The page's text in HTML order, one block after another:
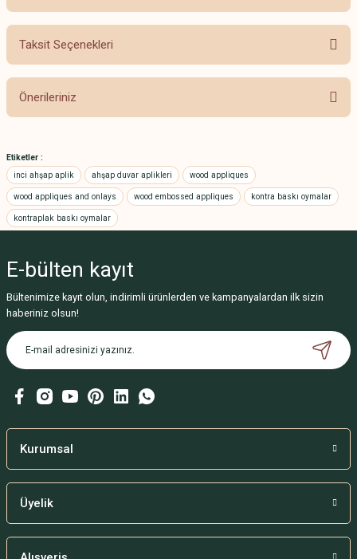
Bu ürüne ilk yorumu siz yapın!
Taksit Seçenekleri
Önerileriniz
yetersiz gördüğünüz noktaları öneri formunu kullanarak tarafımıza
iletebilirsiniz.
Görüş ve önerileriniz için teşekkür ederiz.
Ürün resmi kalitesiz, bozuk veya görüntülenemiyor.
Ürün bilgilerinde hatalar bulunuyor.
Ürün fiyatı diğer sitelerden daha pahalı.
Bu ürüne benzer farklı alternatifler olmalı.
Etiketler :
inci ahşap aplik
ahşap duvar aplikleri wood appliques
wood appliques and onlays wood embossed appliques kontra baskı oymalar
kontraplak baskı oymalar
E-bülten kayıt
Bültenimize kayıt olun, indirimli ürünlerden ve kampanyalardan ilk sizin
haberiniz olsun!
Kurumsal
Üyelik